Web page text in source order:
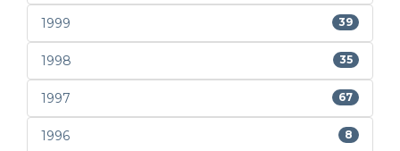
1999 39
1998 35
1997 67
1996 8